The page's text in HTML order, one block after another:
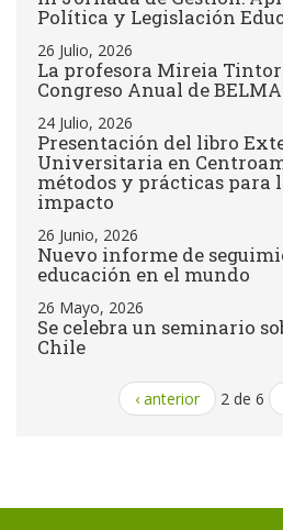
Política y Legislación
26 Julio, 2026
La profesora Mireia
Congreso Anual de
24 Julio, 2026
Presentación del libro
Universitaria en
métodos y prácticas para
impacto
26 Junio, 2026
Nuevo informe de
educación en el mundo
26 Mayo, 2026
Se celebra un seminario
Chile
‹ anterior 2 de 6